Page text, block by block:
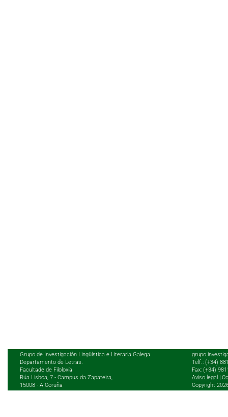
Grupo de Investigación Lingüística e Literaria Galega
Departamento de Letras.
Facultade de Filoloxía
Rúa Lisboa, 7 - Campus da Zapateira,
15008 - A Coruña
Telf.: (+34)
Fax: (+34)
Aviso legal
Copyright